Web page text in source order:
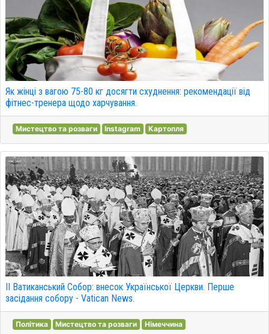
Як жінці з вагою 75-80 кг досягти схуднення: рекомендації від
фітнес-тренера щодо харчування.
Мистецтво та розваги Instagram Картопля
ІІ Ватиканський Собор: внесок Української Церкви. Перше
засідання собору - Vatican News.
Політика Мистецтво та розваги Німеччина